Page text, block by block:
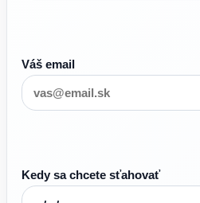
Váš email
Kedy sa chcete sťahovať